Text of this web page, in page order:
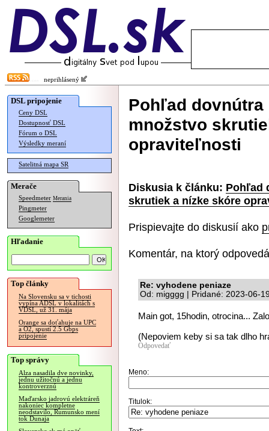
neprihlásený
DSL pripojenie
Ceny DSL
Dostupnosť DSL
Fórum o DSL
Výsledky meraní
Satelitná mapa SR
Merače
Speedmeter Merania
Pingmeter
Googlemeter
Hľadanie
Top články
Na Slovensku sa v tichosti
vypína ADSL v lokalitách s
VDSL, už 31. mája
Orange sa doťahuje na UPC
a O2, spustí 2.5 Gbps
pripojenie
Top správy
Alza nasadila dve novinky,
jednu užitočnú a jednu
kontroverznú
Maďarsko jadrovú elektráreň
nakoniec kompletne
neodstavilo, Rumunsko mení
tok Dunaja
Pohľad dovnútra
množstvo
opraviteľnosti
Diskusia k článku: Pohľad
skrutiek a nízke skóre
Prispievajte do diskusií ako
Komentár, na ktorý
Re: vyhodene peniaze
Od: migggg | Pridané: 2023-06-
Main got, 15hodin, otrocina...
(Nepoviem keby si sa tak dlho
Odpovedať
Meno:
Titulok: